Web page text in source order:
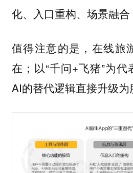
化、入口重构、场景融合
值得注意的是，在线旅
在；以“千问+飞猪”为代
AI的替代逻辑直接升级为